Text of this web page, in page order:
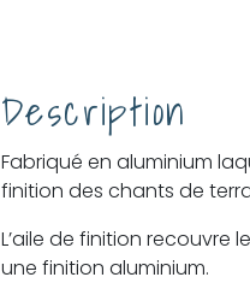
Description
Fabriqué en aluminium
finition des chants de
L’aile de finition
une finition aluminium.